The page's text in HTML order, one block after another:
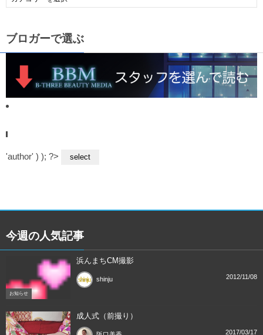
ブロガーで選ぶ
'author' ) ); ?>
今週の人気記事
お知らせ
浜んまちCM撮影
shinju 2012/11/08
成人式（前撮り）
2017/03/17